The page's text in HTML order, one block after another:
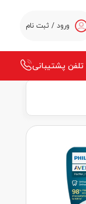
ورود / ثبت نام